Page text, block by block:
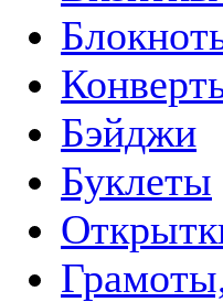
Бэйджи
Буклеты